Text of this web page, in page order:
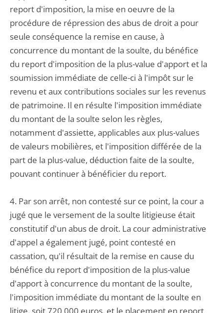
report d'imposition, la mise en oeuvre de la
procédure de répression des abus de droit a pour
seule conséquence la remise en cause, à
concurrence du montant de la soulte, du bénéfice
du report d'imposition de la plus-value d'apport et la
soumission immédiate de celle-ci à l'impôt sur le
revenu et aux contributions sociales sur les revenus
de patrimoine. Il en résulte l'imposition immédiate
du montant de la soulte selon les règles,
notamment d'assiette, applicables aux plus-values
de valeurs mobilières, et l'imposition différée de la
part de la plus-value, déduction faite de la soulte,
pouvant continuer à bénéficier du report.
4. Par son arrêt, non contesté sur ce point, la cour a
jugé que le versement de la soulte litigieuse était
constitutif d'un abus de droit. La cour administrative
d'appel a également jugé, point contesté en
cassation, qu'il résultait de la remise en cause du
bénéfice du report d'imposition de la plus-value
d'apport à concurrence du montant de la soulte,
l'imposition immédiate du montant de la soulte en